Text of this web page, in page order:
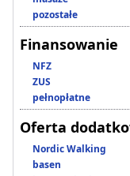
pozostałe
Finansowanie
NFZ
ZUS
pełnopłatne
Oferta
Nordic Walking
basen